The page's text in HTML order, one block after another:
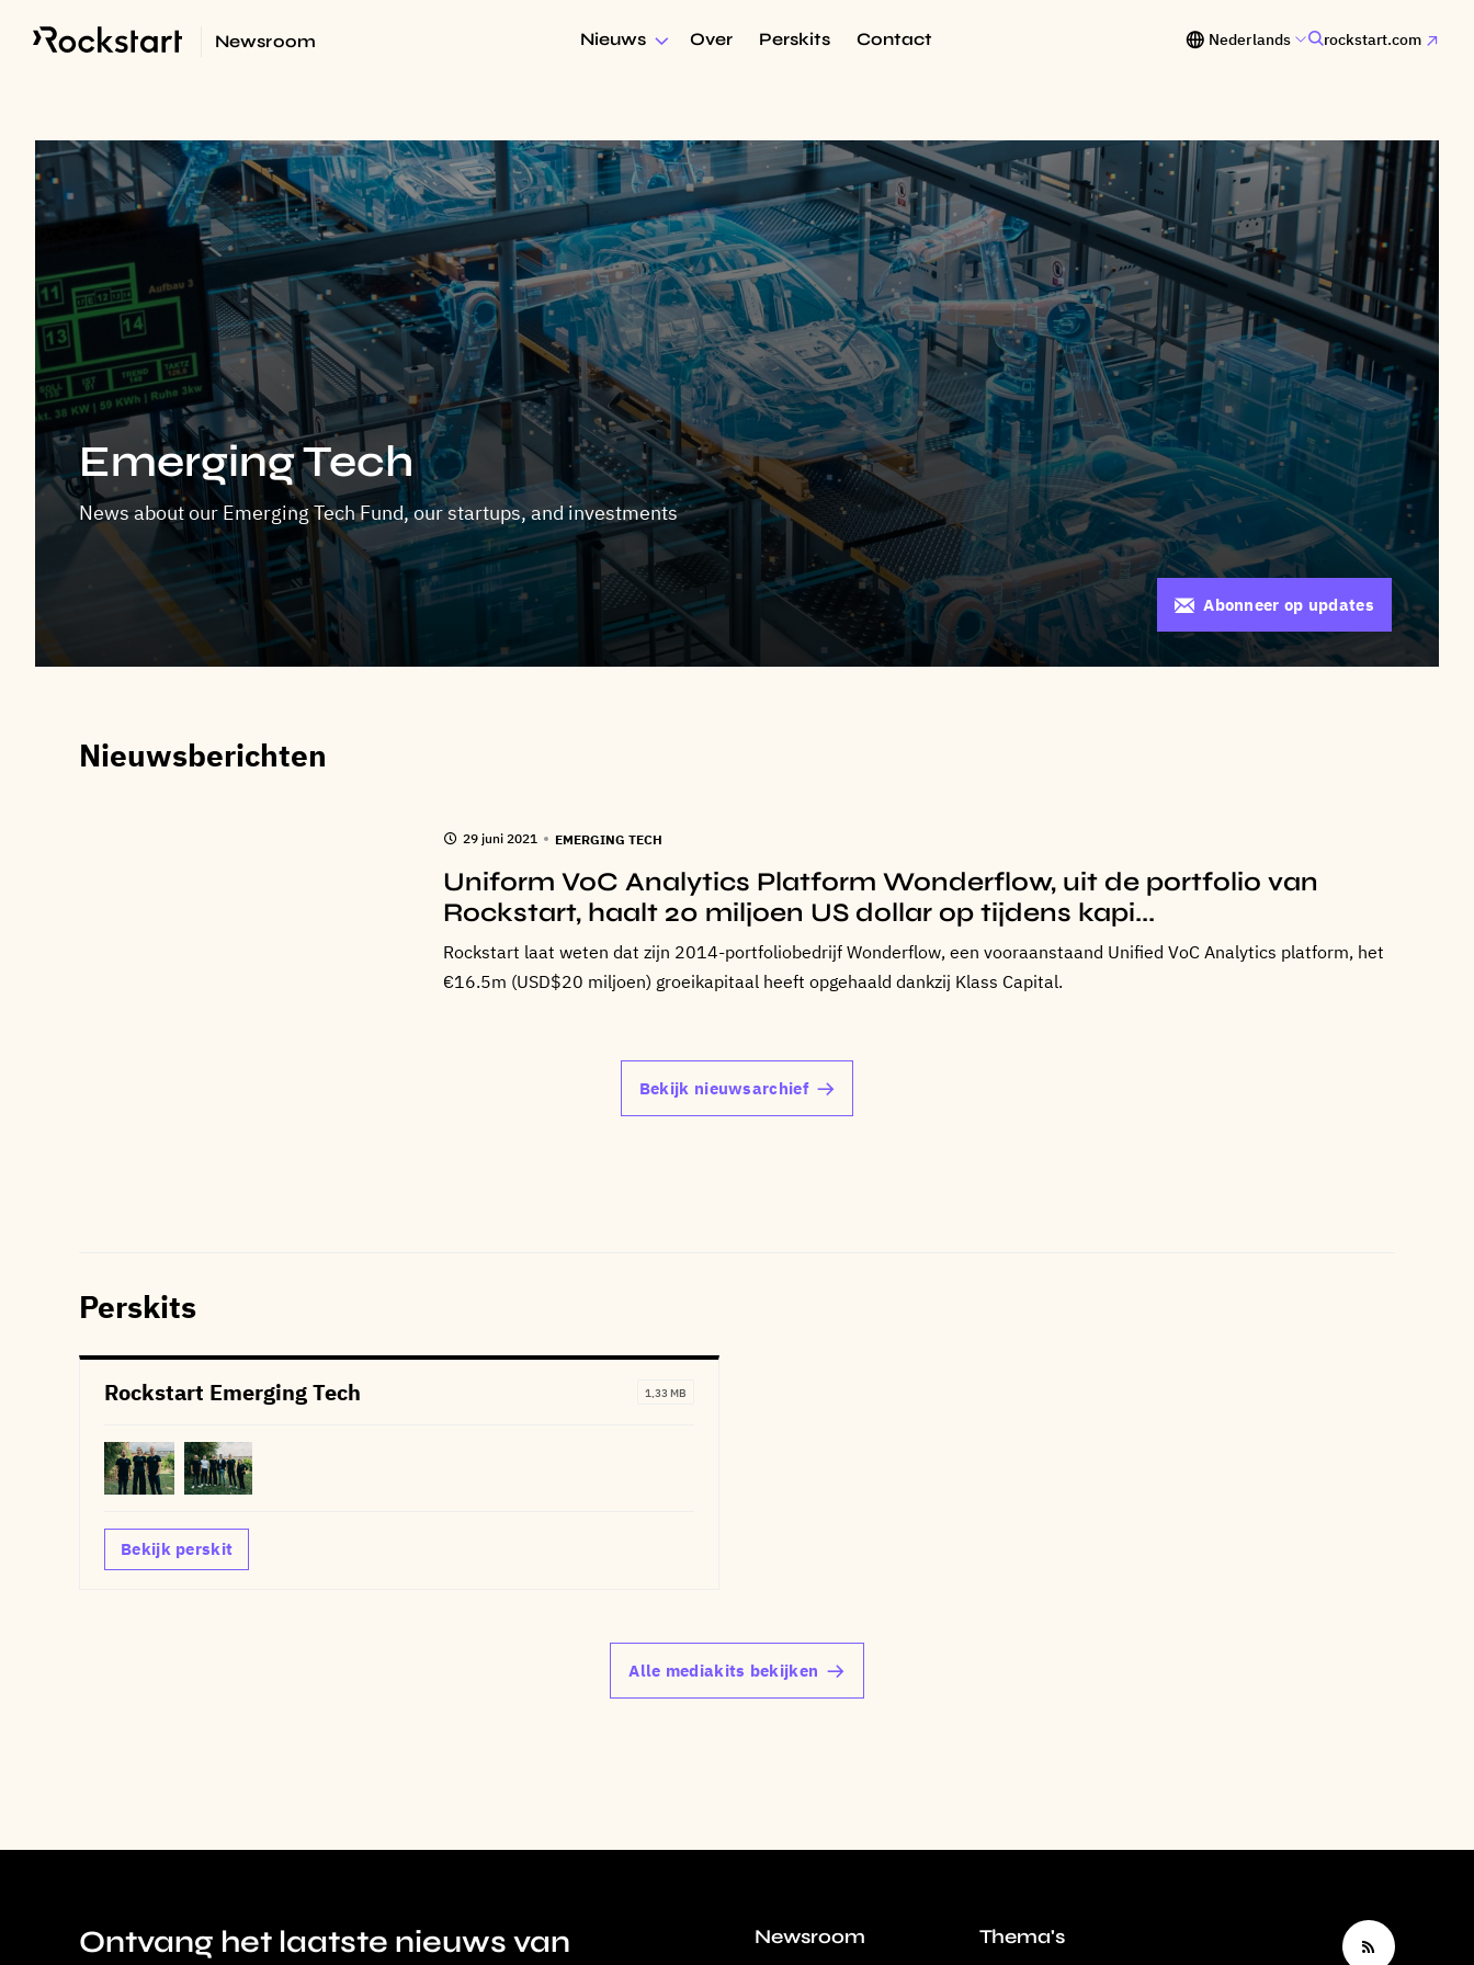
Newsroom Nieuws Over Perskits Contact Nederlands rockstart.com
Emerging Tech
News about our Emerging Tech Fund, our startups, and investments
Abonneer op updates
Nieuwsberichten
29 juni 2021 EMERGING TECH
Uniform VoC Analytics Platform Wonderflow, uit de portfolio van
Rockstart, haalt 20 miljoen US dollar op tijdens kapi...
Rockstart laat weten dat zijn 2014-portfoliobedrijf Wonderflow, een vooraanstaand Unified VoC Analytics platform, het
€16.5m (USD$20 miljoen) groeikapitaal heeft opgehaald dankzij Klass Capital.
Bekijk nieuwsarchief
Perskits
Rockstart Emerging Tech 1,33 MB
Bekijk perskit
Alle mediakits bekijken
Ontvang het laatste nieuws van
Newsroom Thema's